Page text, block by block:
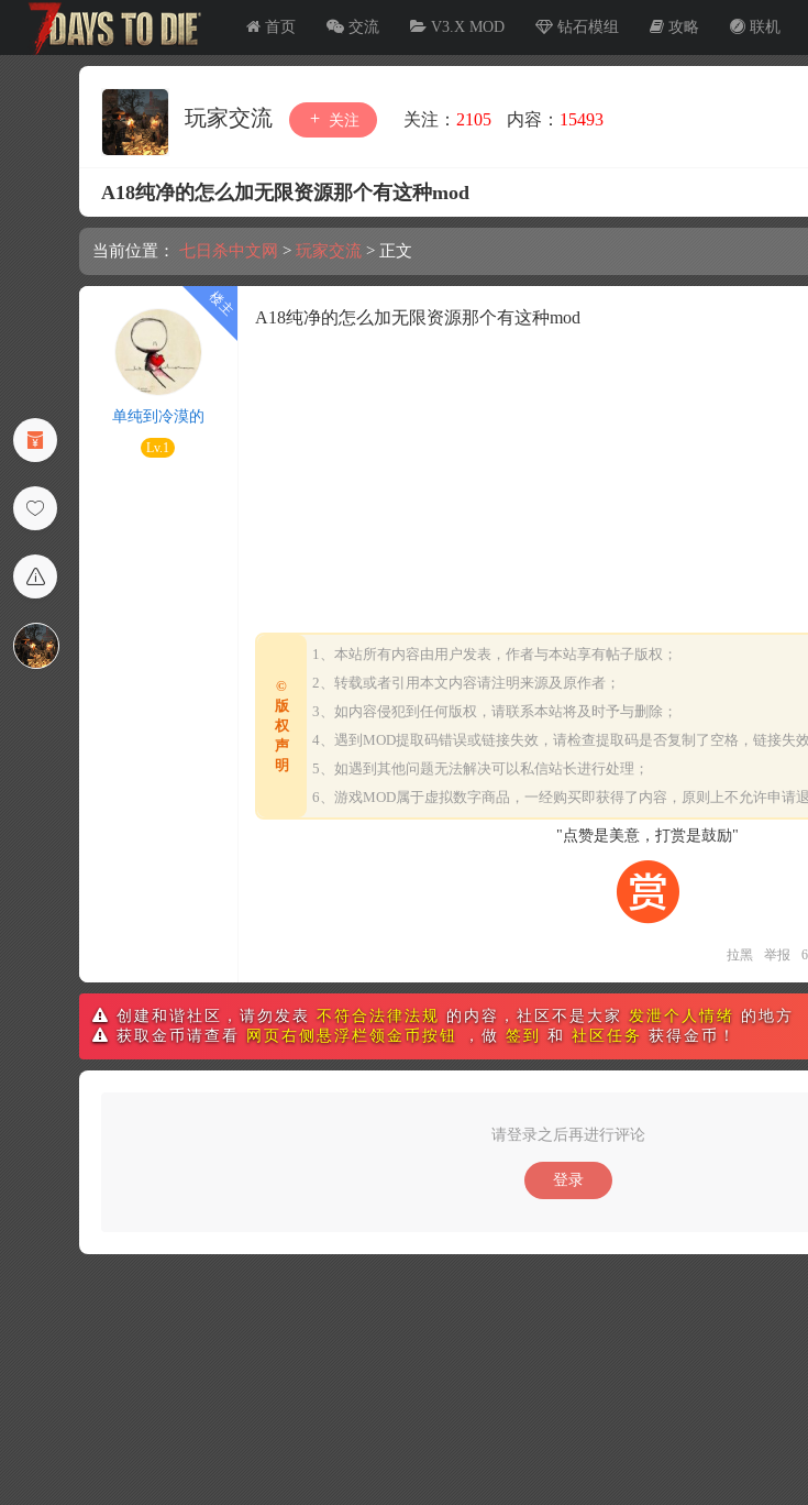
首页 交流 V3.X MOD 钻石模组 攻略 联机
玩家交流 关注 关注： 2105 内容： 15493
​A18纯净的怎么加无限资源那个有这种mod
当前位置： 七日杀中文网 > 玩家交流 > 正文
单纯到冷漠的
Lv.1
A18纯净的怎么加无限资源那个有这种mod
©
版
权
声
明
1、本站所有内容由用户发表，作者与本站享有帖子版权；
2、转载或者引用本文内容请注明来源及原作者；
3、如内容侵犯到任何版权，请联系本站将及时予与删除；
4、遇到MOD提取码错误或链接失效，请检查提取码是否复制了空格，链接失
5、如遇到其他问题无法解决可以私信站长进行处理；
6、游戏MOD属于虚拟数字商品，一经购买即获得了内容，原则上不允许申请
"点赞是美意，打赏是鼓励"
拉黑 举报
创建和谐社区，请勿发表 不符合法律法规 的内容，社区不是大家 发泄个人情绪 的地方
获取金币请查看
网页右侧悬浮栏领金币按钮 ，做 签到 和 社区任务 获得金币！
请登录之后再进行评论
登录